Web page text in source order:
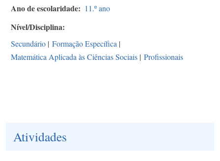
Ano de escolaridade 11.º ano
Nível/Disciplina
Secundário | Formação Específica |
Matemática Aplicada às Ciências Sociais | Profissionais
Atividades